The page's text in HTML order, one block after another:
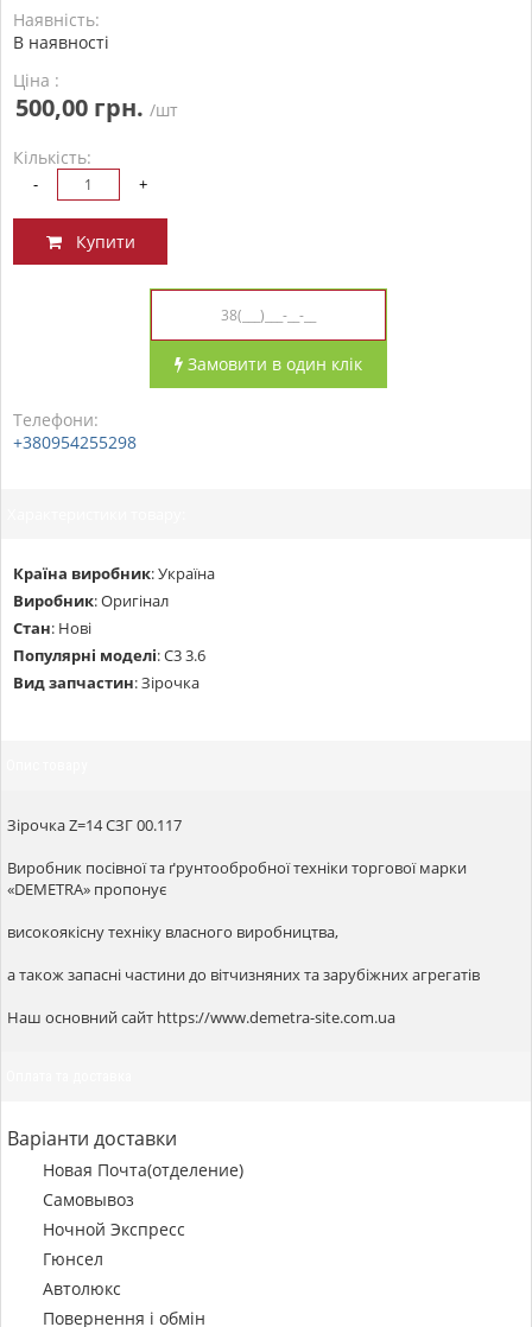
Наявність:
В наявності
Ціна :
500,00 грн. /шт
Кількість:
- +
Купити
Замовити в один клік
Телефони:
+380954255298
Країна виробник:Україна
Виробник:Оригінал
Стан: Нові
Популярні моделі:С3 3.6
Вид запчастин:Зірочка
Зірочка Z=14 СЗГ 00.117
Виробник посівної та ґрунтообробної техніки торгової марки
«DEMETRA» пропонує
високоякісну техніку власного виробництва,
а також запасні частини до вітчизняних та зарубіжних агрегатів
Наш основний сайт https://www.demetra-site.com.ua
Варіанти доставки
Новая Почта(отделение)
Самовывоз
Ночной Экспресс
Гюнсел
Автолюкс
Повернення і обмін